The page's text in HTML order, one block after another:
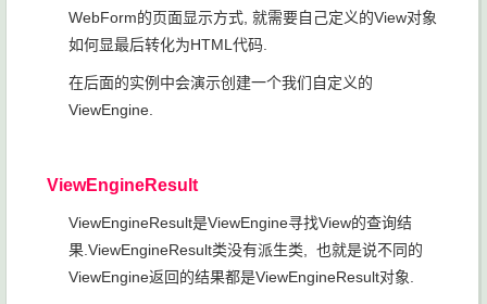
WebForm的页面显示方式, 就需要自己定义的View对象
如何显最后转化为HTML代码.
在后面的实例中会演示创建一个我们自定义的
ViewEngine.
ViewEngineResult
ViewEngineResult是ViewEngine寻找View的查询结
果.ViewEngineResult类没有派生类, 也就是说不同的
ViewEngine返回的结果都是ViewEngineResult对象.